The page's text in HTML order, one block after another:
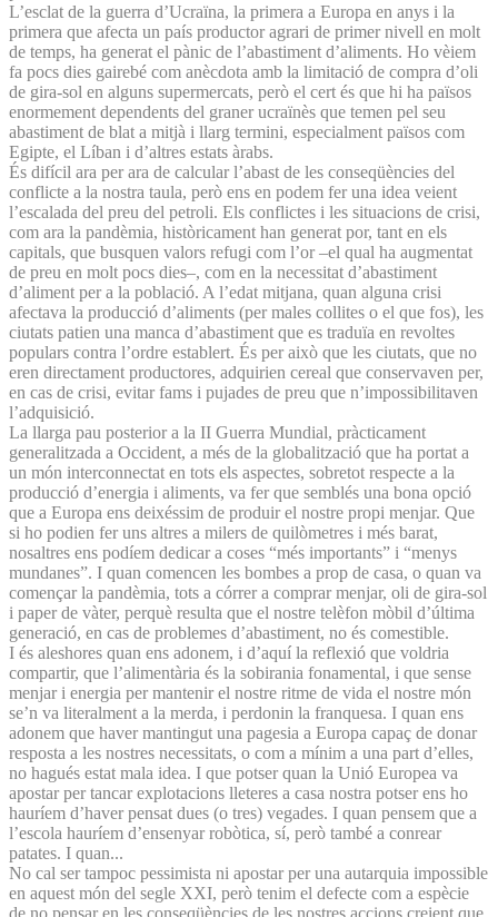
L’esclat de la guerra d’Ucraïna, la primera a Europa en anys i la
primera que afecta un país productor agrari de primer nivell en molt
de temps, ha generat el pànic de l’abastiment d’aliments. Ho vèiem
fa pocs dies gairebé com anècdota amb la limitació de compra d’oli
de gira-sol en alguns supermercats, però el cert és que hi ha països
enormement dependents del graner ucraïnès que temen pel seu
abastiment de blat a mitjà i llarg termini, especialment països com
Egipte, el Líban i d’altres estats àrabs.
És difícil ara per ara de calcular l’abast de les conseqüències del
conflicte a la nostra taula, però ens en podem fer una idea veient
l’escalada del preu del petroli. Els conflictes i les situacions de crisi,
com ara la pandèmia, històricament han generat por, tant en els
capitals, que busquen valors refugi com l’or –el qual ha augmentat
de preu en molt pocs dies–, com en la necessitat d’abastiment
d’aliment per a la població. A l’edat mitjana, quan alguna crisi
afectava la producció d’aliments (per males collites o el que fos), les
ciutats patien una manca d’abastiment que es traduïa en revoltes
populars contra l’ordre establert. És per això que les ciutats, que no
eren directament productores, adquirien cereal que conservaven per,
en cas de crisi, evitar fams i pujades de preu que n’impossibilitaven
l’adquisició.
La llarga pau posterior a la II Guerra Mundial, pràcticament
generalitzada a Occident, a més de la globalització que ha portat a
un món interconnectat en tots els aspectes, sobretot respecte a la
producció d’energia i aliments, va fer que semblés una bona opció
que a Europa ens deixéssim de produir el nostre propi menjar. Que
si ho podien fer uns altres a milers de quilòmetres i més barat,
nosaltres ens podíem dedicar a coses “més importants” i “menys
mundanes”. I quan comencen les bombes a prop de casa, o quan va
començar la pandèmia, tots a córrer a comprar menjar, oli de gira-sol
i paper de vàter, perquè resulta que el nostre telèfon mòbil d’última
generació, en cas de problemes d’abastiment, no és comestible.
I és aleshores quan ens adonem, i d’aquí la reflexió que voldria
compartir, que l’alimentària és la sobirania fonamental, i que sense
menjar i energia per mantenir el nostre ritme de vida el nostre món
se’n va literalment a la merda, i perdonin la franquesa. I quan ens
adonem que haver mantingut una pagesia a Europa capaç de donar
resposta a les nostres necessitats, o com a mínim a una part d’elles,
no hagués estat mala idea. I que potser quan la Unió Europea va
apostar per tancar explotacions lleteres a casa nostra potser ens ho
hauríem d’haver pensat dues (o tres) vegades. I quan pensem que a
l’escola hauríem d’ensenyar robòtica, sí, però també a conrear
patates. I quan...
No cal ser tampoc pessimista ni apostar per una autarquia impossible
en aquest món del segle XXI, però tenim el defecte com a espècie
de no pensar en les conseqüències de les nostres accions creient que